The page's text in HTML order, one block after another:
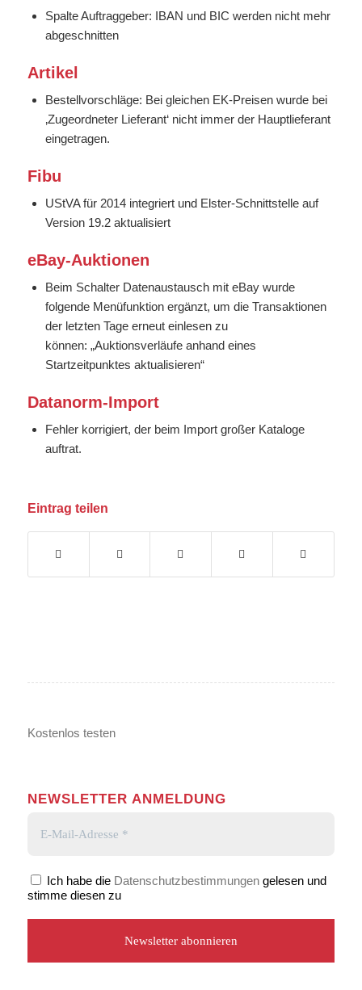
Spalte Auftraggeber: IBAN und BIC werden nicht mehr
abgeschnitten
Artikel
Bestellvorschläge: Bei gleichen EK-Preisen wurde bei
‚Zugeordneter Lieferant‘ nicht immer der Hauptlieferant
eingetragen.
Fibu
UStVA für 2014 integriert und Elster-Schnittstelle auf
Version 19.2 aktualisiert
eBay-Auktionen
Beim Schalter Datenaustausch mit eBay wurde
folgende Menüfunktion ergänzt, um die Transaktionen
der letzten Tage erneut einlesen zu
können: „Auktionsverläufe anhand eines
Startzeitpunktes aktualisieren“
Datanorm-Import
Fehler korrigiert, der beim Import großer Kataloge
auftrat.
Eintrag teilen
Kostenlos testen
NEWSLETTER ANMELDUNG
Ich habe die Datenschutzbestimmungengelesen und
stimme diesen zu